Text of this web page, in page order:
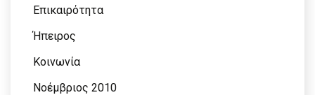
Επικαιρότητα
Ήπειρος
Κοινωνία
Νοέμβριος 2010